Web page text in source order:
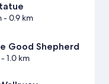
- 0.9 km
Good Shepherd
1.0 km